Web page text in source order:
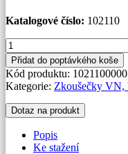
Katalogové číslo: 102110
Zkoušečka
VVN
s
kombinovanou
signalizací
123
kV
množství
Přidat do poptávkého koše
Kód produktu: 1021100000
Kategorie: Zkoušečky VN,
Dotaz na produkt
Popis
Ke stažení